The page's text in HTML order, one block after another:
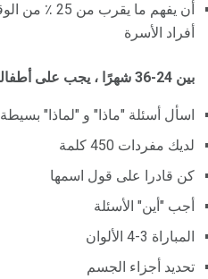
أن يفهم ما
أفراد الأسرة
بين 24-36 شهرًا ، يجب على أطفالك:
اسأل أسئلة "ماذا" و "لماذا" بسيطة
لديك مفردات 450 كلمة
كن قادرا على قول اسمها
أجب "أين" الأسئلة
المباراة 3-4 الألوان
تحديد أجزاء الجسم